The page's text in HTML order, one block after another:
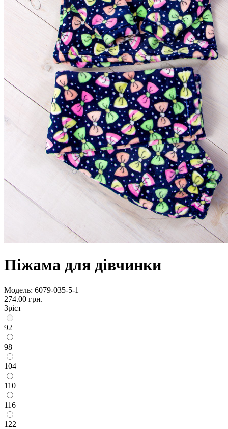
Піжама для дівчинки
Модель: 6079-035-5-1
274.00 грн.
Зріст
92
98
104
110
116
122